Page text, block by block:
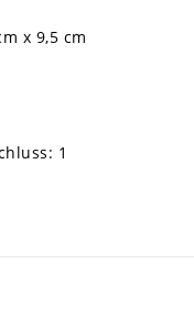
x 9,5 cm
1